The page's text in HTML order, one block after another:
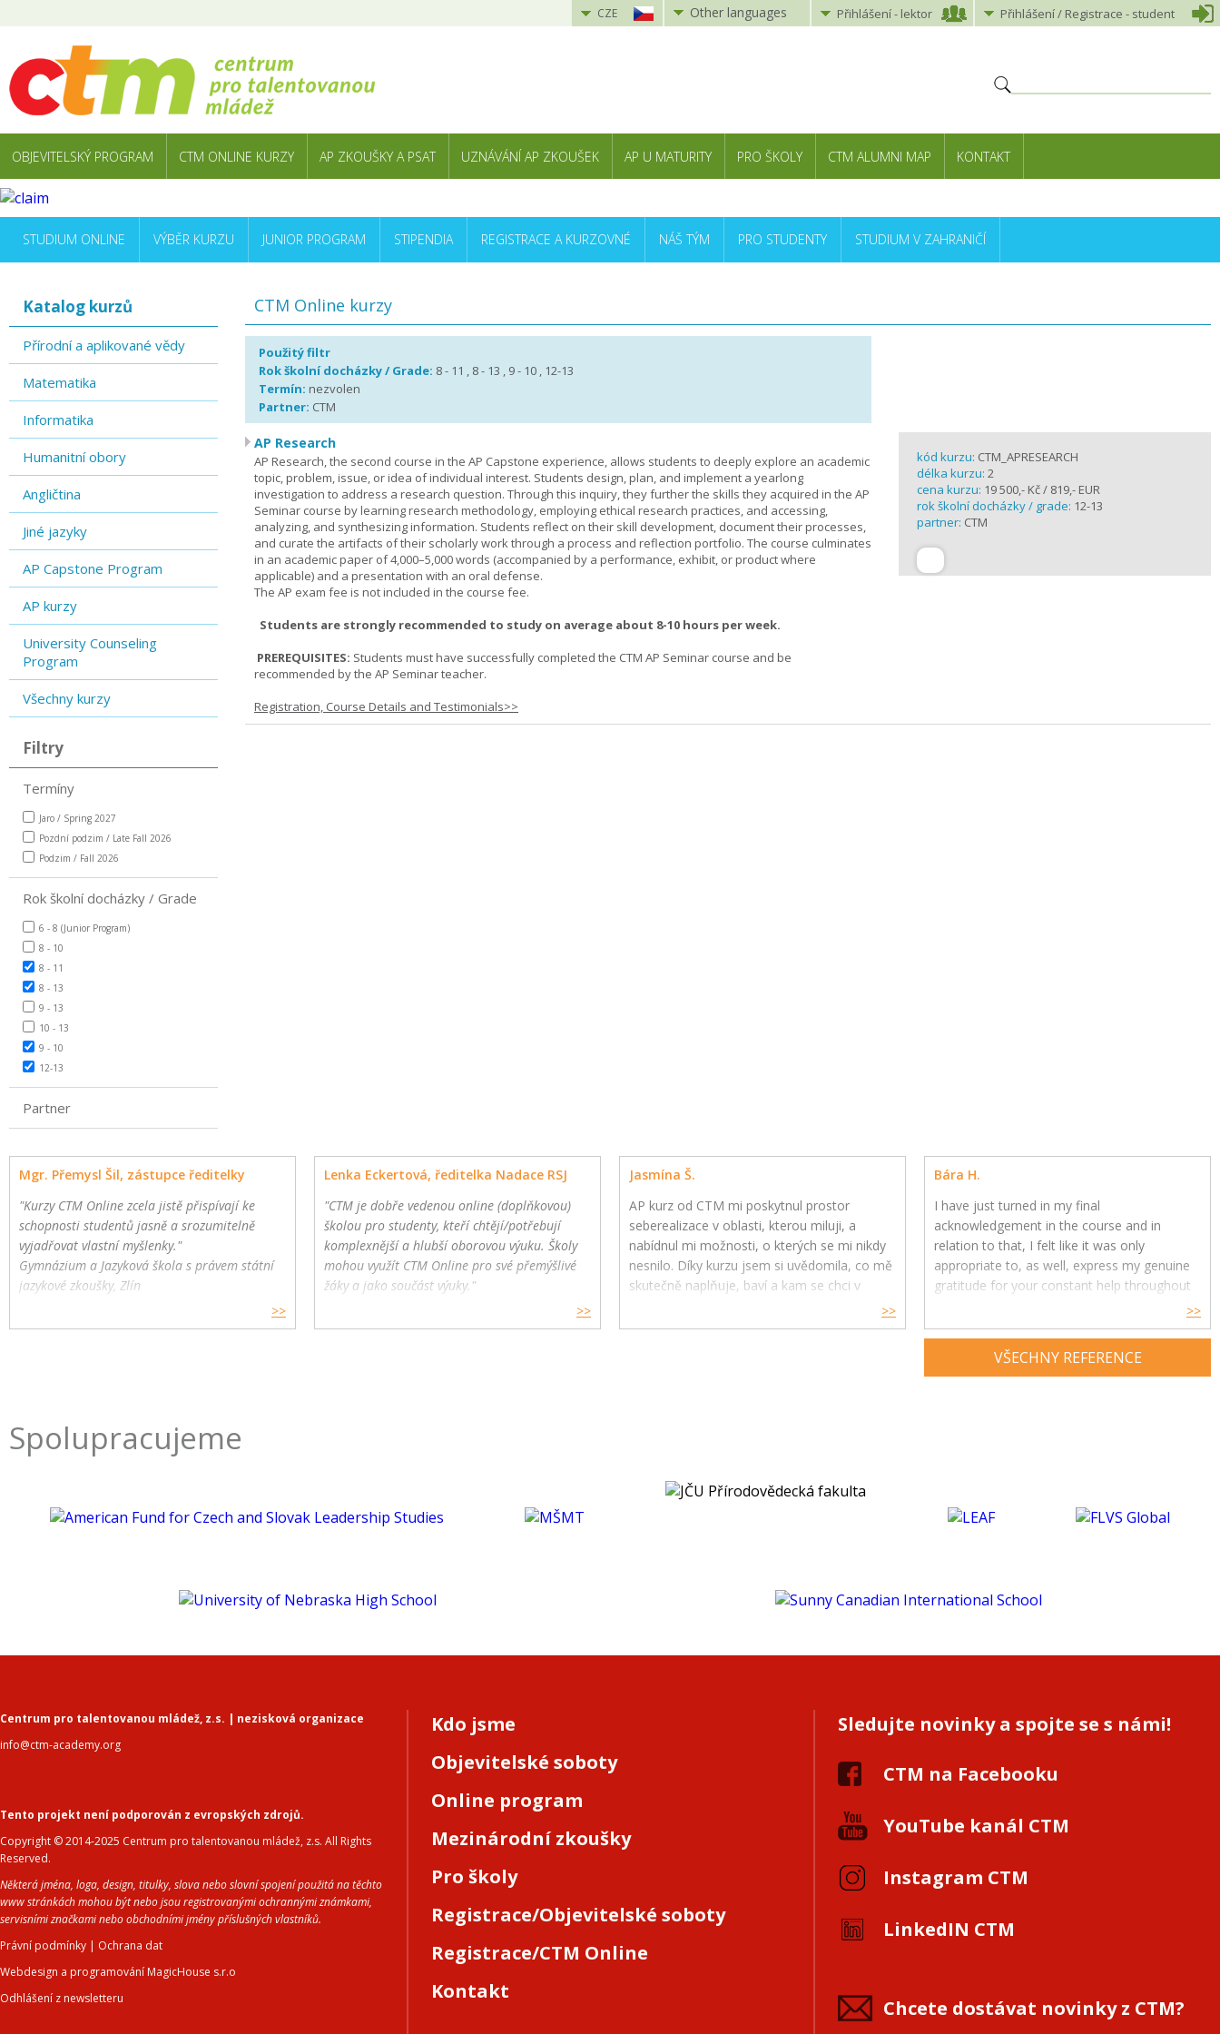
CZE Other languages Přihlášení- lektor Přihlášení/ Registrace - student
OBJEVITELSKÝ PROGRAM CTM ONLINE KURZY AP ZKOUŠKY A PSAT UZNÁVÁNÍ AP ZKOUŠEK AP U MATURITY PRO ŠKOLY CTM ALUMNI MAP KONTAKT
STUDIUM ONLINE VÝBĚR KURZU JUNIOR PROGRAM STIPENDIA REGISTRACE A KURZOVNÉ NÁŠ TÝM PRO STUDENTY STUDIUM V ZAHRANIČÍ
Katalog kurzů
Přírodní a aplikované vědy
Matematika
Informatika
Humanitní obory
Angličtina
Jiné jazyky
AP Capstone Program
AP kurzy
University Counseling
Program
Všechny kurzy
Filtry
Termíny
Jaro / Spring 2027
Pozdní podzim / Late Fall 2026
Podzim / Fall 2026
Rok školní docházky / Grade
6 - 8 (Junior Program)
8 - 10
8 - 11
8 - 13
9 - 13
10 - 13
9 - 10
12-13
Partner
CTM Online kurzy
Použitý filtr
Rok školní docházky / Grade: 8 - 11 , 8 - 13 , 9 - 10 , 12-13
Termín: nezvolen
Partner: CTM
AP Research
AP Research, the second course in the AP Capstone experience, allows students to deeply explore an academic
topic, problem, issue, or idea of individual interest. Students design, plan, and implement a yearlong
investigation to address a research question. Through this inquiry, they further the skills they acquired in the AP
Seminar course by learning research methodology, employing ethical research practices, and accessing,
analyzing, and synthesizing information. Students reflect on their skill development, document their processes,
and curate the artifacts of their scholarly work through a process and reflection portfolio. The course culminates
in an academic paper of 4,000–5,000 words (accompanied by a performance, exhibit, or product where
applicable) and a presentation with an oral defense.
The AP exam fee is not included in the course fee.
Students are strongly recommended to study on average about 8-10 hours per week.
PREREQUISITES: Students must have successfully completed the CTM AP Seminar course and be
recommended by the AP Seminar teacher.
Registration, Course Details and Testimonials>>
kód kurzu: CTM_APRESEARCH
délka kurzu: 2
cena kurzu: 19 500,- Kč / 819,- EUR
rok školní docházky / grade: 12-13
partner: CTM
Mgr. Přemysl Šil, zástupce ředitelky
"Kurzy CTM Online zcela jistě přispívají ke
schopnosti studentů jasně a srozumitelně
vyjadřovat vlastní myšlenky."
Gymnázium a Jazyková škola s právem státní
jazykové zkoušky, Zlín
>>
Lenka Eckertová, ředitelka Nadace RSJ
"CTM je dobře vedenou online (doplňkovou)
školou pro studenty, kteří chtějí/potřebují
komplexnější a hlubší oborovou výuku. Školy
mohou využít CTM Online pro své přemýšlivé
žáky a jako součást výuky."
>>
Jasmína Š.
AP kurz od CTM mi poskytnul prostor
seberealizace v oblasti, kterou miluji, a
nabídnul mi možnosti, o kterých se mi nikdy
nesnilo. Díky kurzu jsem si uvědomila, co mě
skutečně naplňuje, baví a kam se chci v
koníčcích.
>>
Bára H.
I have just turned in my final
acknowledgement in the course and in
relation to that, I felt like it was only
appropriate to, as well, express my genuine
gratitude for your constant help throughout
Your feedback and advice have had a great
impact on my understanding and enjoyment
>>
VŠECHNY REFERENCE
Spolupracujeme
Centrum pro talentovanou mládež, z.s. | nezisková organizace
info@ctm-academy.org
Tento projekt není podporován z evropských zdrojů.
Copyright © 2014-2025 Centrum pro talentovanou mládež, z.s. All Rights
Reserved.
Některá jména, loga, design, titulky, slova nebo slovní spojení použitá na těchto
www stránkách mohou být nebo jsou registrovanými ochrannými známkami,
servisními značkami nebo obchodními jmény příslušných vlastníků.
Právní podmínky | Ochrana dat
Webdesign a programování MagicHouse s.r.o
Odhlášení z newsletteru
Kdo jsme
Objevitelské soboty
Online program
Mezinárodní zkoušky
Pro školy
Registrace/Objevitelské soboty
Registrace/CTM Online
Kontakt
Sledujte novinky a spojte se s námi!
CTM na Facebooku
YouTube kanál CTM
Instagram CTM
LinkedIN CTM
Chcete dostávat novinky z CTM?